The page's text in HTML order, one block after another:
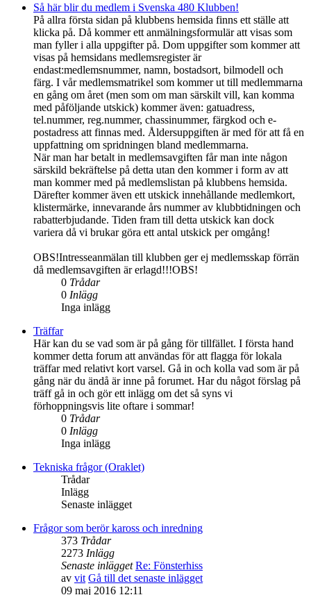
Så här blir du medlem i Svenska 480 Klubben!
På allra första sidan på klubbens hemsida finns ett ställe att
klicka på. Då kommer ett anmälningsformulär att visas som
man fyller i alla uppgifter på. Dom uppgifter som kommer att
visas på hemsidans medlemsregister är
endast:medlemsnummer, namn, bostadsort, bilmodell och
färg. I vår medlemsmatrikel som kommer ut till medlemmarna
en gång om året (men som om man särskilt vill, kan komma
med påföljande utskick) kommer även: gatuadress,
tel.nummer, reg.nummer, chassinummer, färgkod och e-
postadress att finnas med. Åldersuppgiften är med för att få en
uppfattning om spridningen bland medlemmarna.
När man har betalt in medlemsavgiften får man inte någon
särskild bekräftelse på detta utan den kommer i form av att
man kommer med på medlemslistan på klubbens hemsida.
Därefter kommer även ett utskick innehållande medlemkort,
klistermärke, innevarande års nummer av klubbtidningen och
rabatterbjudande. Tiden fram till detta utskick kan dock
variera då vi brukar göra ett antal utskick per omgång!
OBS!Intresseanmälan till klubben ger ej medlemsskap förrän
då medlemsavgiften är erlagd!!!OBS!
0 Trådar
0 Inlägg
Inga inlägg
Träffar
Här kan du se vad som är på gång för tillfället. I första hand
kommer detta forum att användas för att flagga för lokala
träffar med relativt kort varsel. Gå in och kolla vad som är på
gång när du ändå är inne på forumet. Har du något förslag på
träff gå in och gör ett inlägg om det så syns vi
förhoppningsvis lite oftare i sommar!
0 Trådar
0 Inlägg
Inga inlägg
Tekniska frågor (Oraklet)
Trådar
Inlägg
Senaste inlägget
Frågor som berör kaross och inredning
373 Trådar
2273 Inlägg
Senaste inlägget Re: Fönsterhiss
av vit Gå till det senaste inlägget
09 maj 2016 12:11